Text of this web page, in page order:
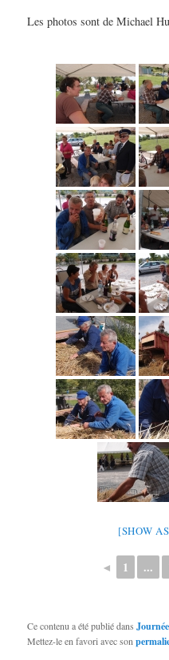
Les photos sont de Michael
[SHOW
◄ 1 ...
Ce contenu a été publié dans
Mettez-le en favori avec son